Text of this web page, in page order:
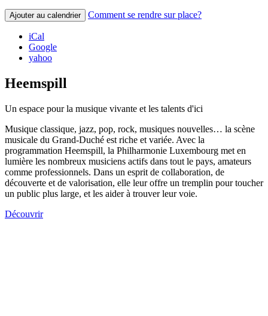
Ajouter au calendrier Comment se rendre sur place?
iCal
Google
yahoo
Heemspill
Un espace pour la musique vivante et les talents d'ici
Musique classique, jazz, pop, rock, musiques nouvelles… la scène
musicale du Grand-Duché est riche et variée. Avec la
programmation Heemspill, la Philharmonie Luxembourg met en
lumière les nombreux musiciens actifs dans tout le pays, amateurs
comme professionnels. Dans un esprit de collaboration, de
découverte et de valorisation, elle leur offre un tremplin pour toucher
un public plus large, et les aider à trouver leur voie.
Découvrir